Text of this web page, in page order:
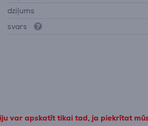
dziļums
svars
var apskatīt tikai tad, ja piekrītat